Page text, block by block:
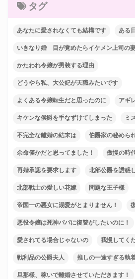
タグ
あなたに愛されなくても結構です ある
いきなり婚 目が覚めたらイケメン上司の
かたわれ令嬢が男装する理由
どうやら私、大公妃が天職みたいです
よくある令嬢転生だと思ったのに アギ
キケンな侯爵を手なずけてしまった ミ
不完全な離婚の結末は 伯爵家の秘めら
余命僅かだと思ってました！ 傲慢の時
再婚承認を要求します 北部公爵を誘惑
北部戦士の愛しい花嫁 問題な王子様
帝国一の悪女に溺愛がとまりません！
悪役令嬢は死神パパに復讐がしたいのに！
愛されてる場合じゃないの 我慢してく
戦利品の公爵夫人 推しの一途すぎる執
旦那様、稼いで離婚させていただきます！